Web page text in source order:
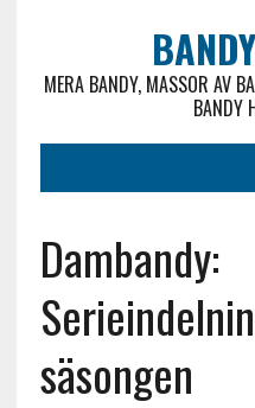
MERA BANDY, MASSOR AV
BANDY
Dambandy:
säsongen